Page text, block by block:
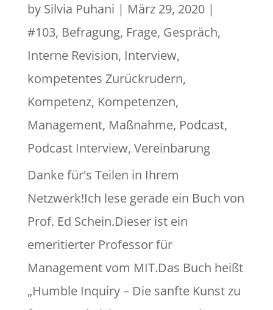
by Silvia Puhani | März 29, 2020|
#103, Befragung, Frage, Gespräch,
Interne Revision, Interview,
kompetentes Zurückrudern,
Kompetenz, Kompetenzen,
Management, Maßnahme, Podcast,
Podcast Interview, Vereinbarung
Danke für's Teilen in Ihrem
Netzwerk!Ich lese gerade ein Buch von
Prof. Ed Schein.Dieser ist ein
emeritierter Professor für
Management vom MIT.Das Buch heißt
„Humble Inquiry – Die sanfte Kunst zu